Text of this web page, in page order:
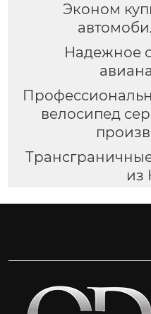
Эконом
Надежное
велосипед
из